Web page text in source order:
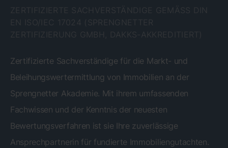
Zertifizierte Sachverständige für die Markt- und
Beleihungswertermittlung von Immobilien an der
Sprengnetter Akademie. Mit ihrem umfassenden
Fachwissen und der Kenntnis der neuesten
Bewertungsverfahren ist sie Ihre zuverlässige
Ansprechpartnerin für fundierte Immobiliengutachten.